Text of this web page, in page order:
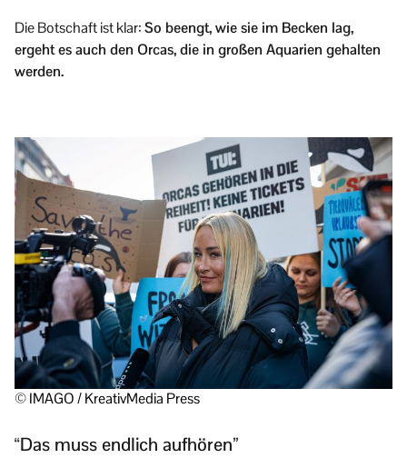
Die Botschaft ist klar:So beengt, wie sie im Becken lag,
ergeht es auch den Orcas, die in großen Aquarien gehalten
werden.
© IMAGO / KreativMedia Press
“Das muss endlich aufhören”